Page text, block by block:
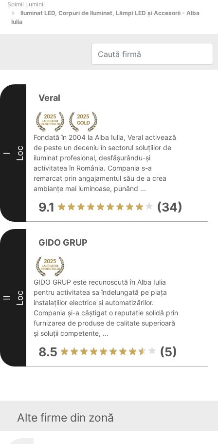
Șoimii Luminii
Iluminat LED, Corpuri de Iluminat, Lămpi LED și Accesorii - Alba
Iulia
I Loc
Veral
Fondată în 2004 la Alba Iulia, Veral activează
de peste un deceniu în sectorul soluțiilor de
iluminat profesional, desfășurându-și
activitatea în România. Compania s-a
remarcat prin angajamentul său de a crea
ambianțe mai luminoase, punând ...
9.1 (34)
II Loc
GIDO GRUP
GIDO GRUP este recunoscută în Alba Iulia
pentru activitatea sa îndelungată pe piața
instalațiilor electrice și automatizărilor.
Compania și-a câștigat o reputație solidă prin
furnizarea de produse de calitate superioară
și soluții competente, ...
8.5 (5)
Alte firme din zonă